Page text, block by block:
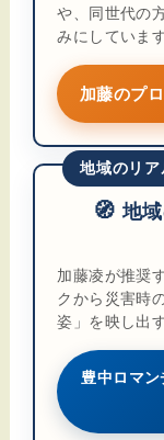
や、同世代の
みにしています
加藤のプ
地域のリア
🧭 地
加藤凌が推奨
クから災害時
姿」を映し出
豊中ロマ